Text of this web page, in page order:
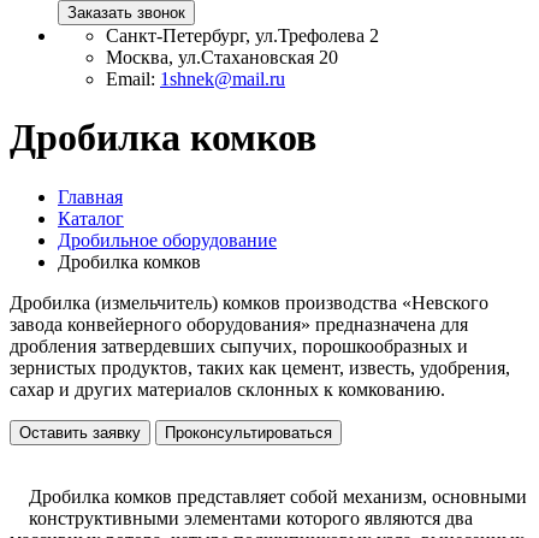
Заказать звонок
Санкт-Петербург, ул.Трефолева 2
Москва, ул.Стахановская 20
Email: 1shnek@mail.ru
Дробилка комков
Главная
Каталог
Дробильное оборудование
Дробилка комков
Дробилка (измельчитель) комков производства «Невского
завода конвейерного оборудования» предназначена для
дробления затвердевших сыпучих, порошкообразных и
зернистых продуктов, таких как цемент, известь, удобрения,
сахар и других материалов склонных к комкованию.
Оставить заявку Проконсультироваться
Дробилка комков представляет собой механизм, основными
конструктивными элементами которого являются два